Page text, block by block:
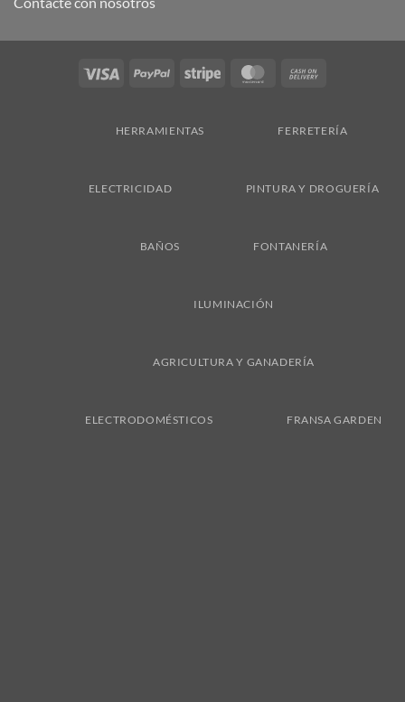
Visa PayPal Stripe MasterCard
HERRAMIENTAS FERRETERÍA
ELECTRICIDAD PINTURA Y DROGUERÍA
BAÑOS FONTANERÍA
ILUMINACIÓN
AGRICULTURA Y GANADERÍA
ELECTRODOMÉSTICOS FRANSA GARDEN